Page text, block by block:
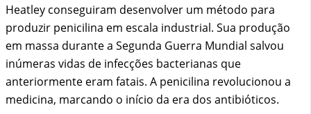
Heatley conseguiram desenvolver um método para
produzir penicilina em escala industrial. Sua produção
em massa durante a Segunda Guerra Mundial salvou
inúmeras vidas de infecções bacterianas que
anteriormente eram fatais. A penicilina revolucionou a
medicina, marcando o início da era dos antibióticos.